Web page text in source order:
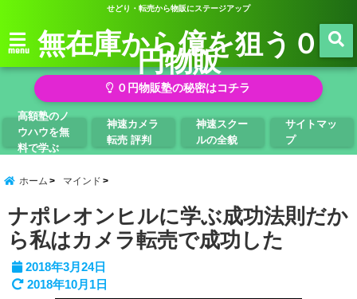
せどり・転売から物販にステージアップ
menu 無在庫から億を狙う０
円物販
０円物販塾の秘密はコチラ
高額塾のノ
ウハウを無
料で学ぶ
神速カメラ
転売 評判
神速スクー
ルの全貌
サイトマッ
プ
ホーム マインド
ナポレオンヒルに学ぶ成功法則だか
ら私はカメラ転売で成功した
2018年3月24日
2018年10月1日